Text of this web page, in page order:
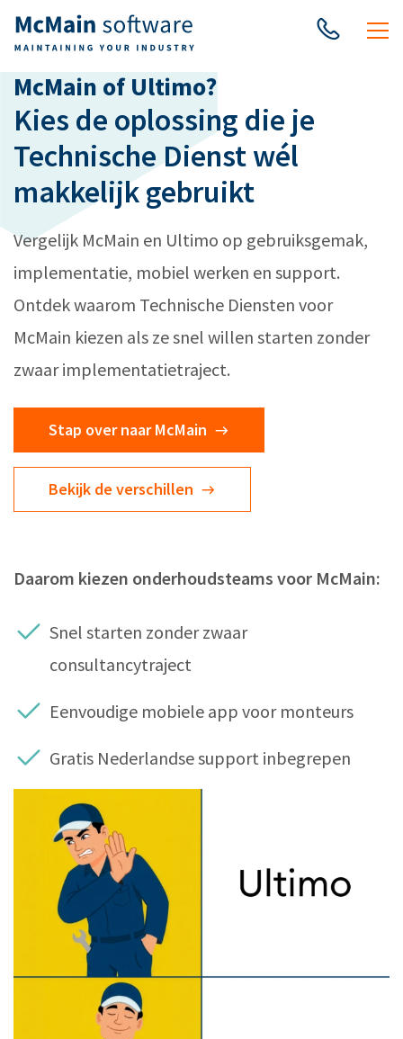
McMain of Ultimo?
Kies de oplossing die je
Technische Dienst wél
makkelijk gebruikt
Vergelijk McMain en Ultimo op gebruiksgemak,
implementatie, mobiel werken en support.
Ontdek waarom Technische Diensten voor
McMain kiezen als ze snel willen starten zonder
zwaar implementatietraject.
Stap over naar McMain
Bekijk de verschillen
Daarom kiezen onderhoudsteams voor McMain:
Snel starten zonder zwaar
consultancytraject
Eenvoudige mobiele app voor monteurs
Gratis Nederlandse support inbegrepen